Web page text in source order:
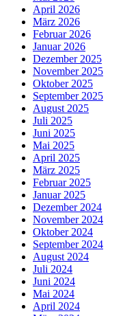
April 2026
März 2026
Februar 2026
Januar 2026
Dezember 2025
November 2025
Oktober 2025
September 2025
August 2025
Juli 2025
Juni 2025
Mai 2025
April 2025
März 2025
Februar 2025
Januar 2025
Dezember 2024
November 2024
Oktober 2024
September 2024
August 2024
Juli 2024
Juni 2024
Mai 2024
April 2024